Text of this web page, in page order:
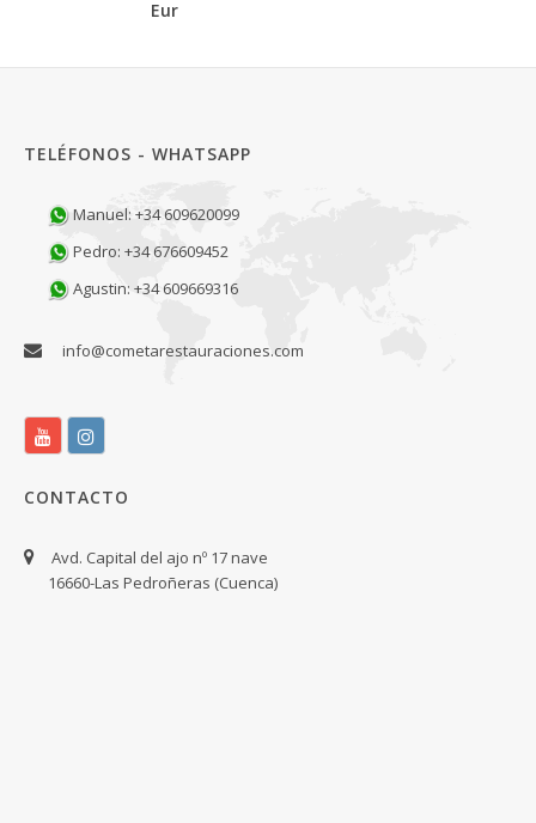
Eur
TELÉFONOS - WHATSAPP
Manuel: +34 609620099
Pedro: +34 676609452
Agustin: +34 609669316
info@cometarestauraciones.com
CONTACTO
Avd. Capital del ajo nº 17 nave
16660-Las Pedroñeras (Cuenca)